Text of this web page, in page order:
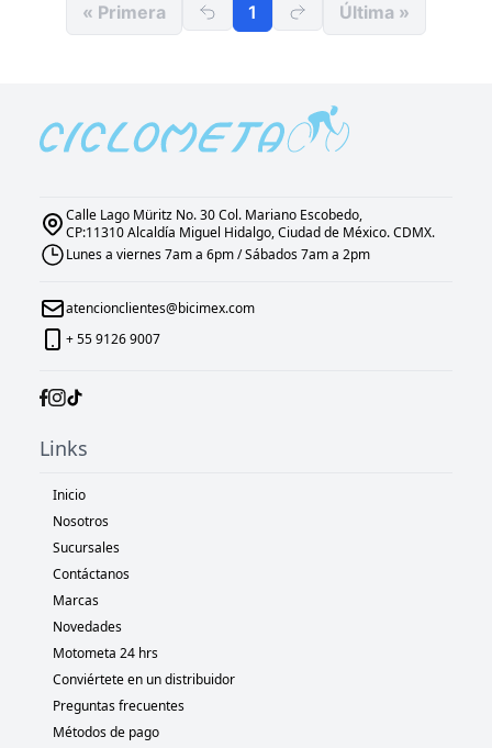
« Primera 1 Última »
Calle Lago Müritz No. 30 Col. Mariano Escobedo,
CP:11310 Alcaldía Miguel Hidalgo, Ciudad de México. CDMX.
Lunes a viernes 7am a 6pm / Sábados 7am a 2pm
atencionclientes@bicimex.com
+ 55 9126 9007
Links
Inicio
Nosotros
Sucursales
Contáctanos
Marcas
Novedades
Motometa 24 hrs
Conviértete en un distribuidor
Preguntas frecuentes
Métodos de pago